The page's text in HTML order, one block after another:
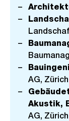
AG, Zürich
Akustik,
AG, Zürich